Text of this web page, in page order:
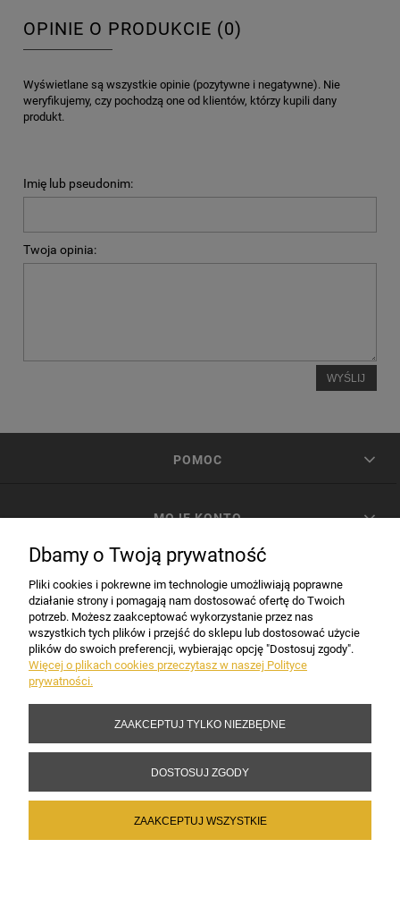
OPINIE O PRODUKCIE (0)
Wyświetlane są wszystkie opinie (pozytywne i negatywne). Nie
weryfikujemy, czy pochodzą one od klientów, którzy kupili dany
produkt.
Imię lub pseudonim:
Twoja opinia:
WYŚLIJ
POMOC
MOJE KONTO
INFORMACJE
Copyright 2017-2026 Sakramento.pl
Dbamy o Twoją prywatność
Pliki cookies i pokrewne im technologie umożliwiają poprawne
działanie strony i pomagają nam dostosować ofertę do Twoich
potrzeb. Możesz zaakceptować wykorzystanie przez nas
wszystkich tych plików i przejść do sklepu lub dostosować użycie
plików do swoich preferencji, wybierając opcję "Dostosuj zgody".
Więcej o plikach cookies przeczytasz w naszej Polityce
prywatności.
ZAAKCEPTUJ TYLKO NIEZBĘDNE
DOSTOSUJ ZGODY
ZAAKCEPTUJ WSZYSTKIE